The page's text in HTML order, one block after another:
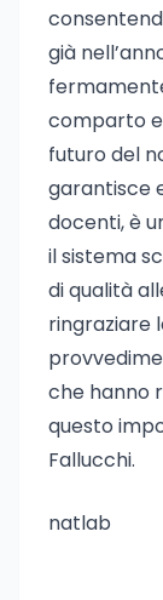
già
comparto
futuro del
garantisce
docenti, è
il sistema
di qualità
ringraziare
che hanno
questo
Fallucchi.
natlab